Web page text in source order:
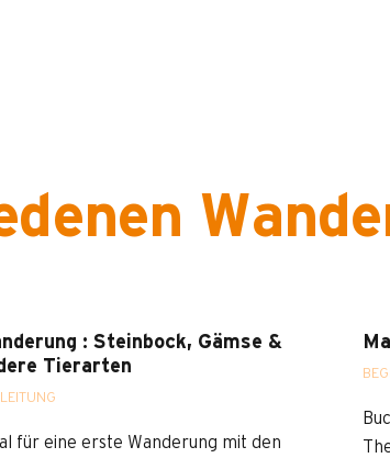
: Steinbock, Gämse &
Tierarten
für eine erste Wanderung mit den